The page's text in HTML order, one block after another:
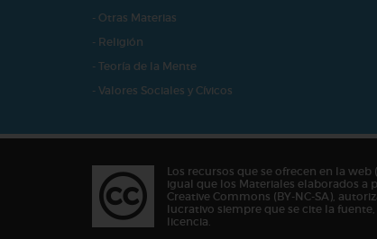
- Otras Materias
- Religión
- Teoría de la Mente
- Valores Sociales y Cívicos
Los recursos que se ofrecen en la
igual que los Materiales elaborados a
Creative Commons (BY-NC-SA),
lucrativo siempre que se cite la
licencia.